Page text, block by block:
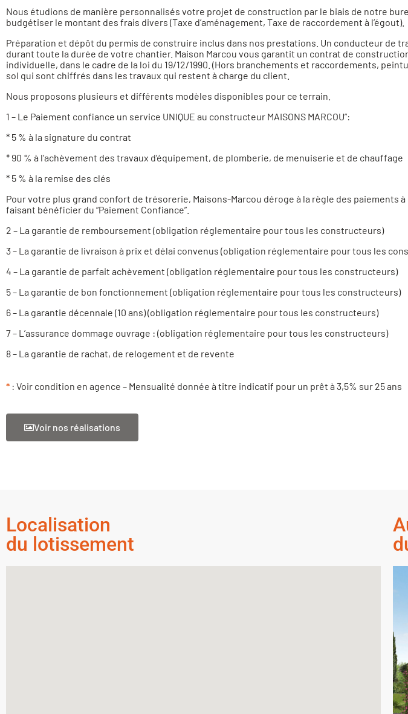
Nous étudions de manière personnalisés votre projet de construction par le biais de notre
budgétiser le montant des frais divers (Taxe d’aménagement, Taxe de raccordement à l’égout).
Préparation et dépôt du permis de construire inclus dans nos prestations. Un conducteur de
durant toute la durée de votre chantier. Maison Marcou vous garantit un contrat de
individuelle, dans le cadre de la loi du 19/12/1990. (Hors branchements et raccordements,
sol qui sont chiffrés dans les travaux qui restent à charge du client.
Nous proposons plusieurs et différents modèles disponibles pour ce terrain.
1 – Le Paiement confiance un service UNIQUE au constructeur MAISONS MARCOU”:
* 5 % à la signature du contrat
* 90 % à l’achèvement des travaux d’équipement, de plomberie, de menuiserie et de chauffage
* 5 % à la remise des clés
Pour votre plus grand confort de trésorerie, Maisons-Marcou déroge à la règle des paiements à
faisant bénéficier du “Paiement Confiance”.
2 – La garantie de remboursement (obligation réglementaire pour tous les constructeurs)
3 – La garantie de livraison à prix et délai convenus (obligation réglementaire pour tous les
4 – La garantie de parfait achèvement (obligation réglementaire pour tous les constructeurs)
5 – La garantie de bon fonctionnement (obligation réglementaire pour tous les constructeurs)
6 – La garantie décennale (10 ans) (obligation réglementaire pour tous les constructeurs)
7 – L’assurance dommage ouvrage : (obligation réglementaire pour tous les constructeurs)
8 – La garantie de rachat, de relogement et de revente
* : Voir condition en agence – Mensualité donnée à titre indicatif pour un prêt à 3,5% sur 25 ans
Voir nos réalisations
Localisation
du lotissement